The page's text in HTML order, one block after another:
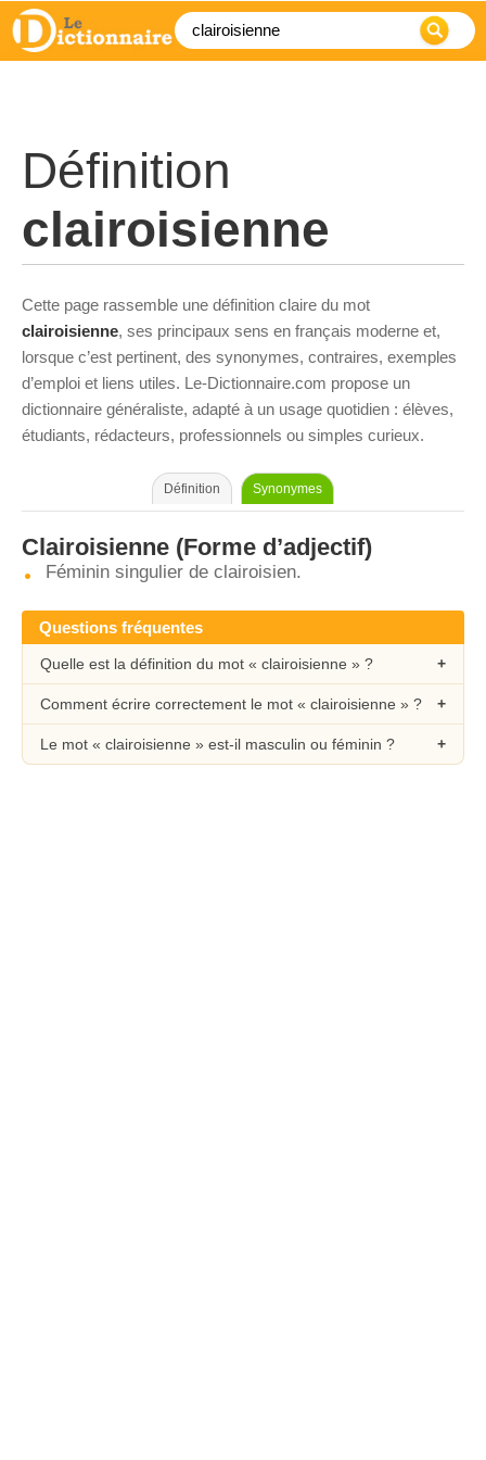
Définition
clairoisienne
Cette page rassemble une définition claire du mot
clairoisienne, ses principaux sens en français moderne et,
lorsque c’est pertinent, des synonymes, contraires, exemples
d’emploi et liens utiles. Le-Dictionnaire.com propose un
dictionnaire généraliste, adapté à un usage quotidien : élèves,
étudiants, rédacteurs, professionnels ou simples curieux.
Définition Synonymes
Clairoisienne (Forme d’adjectif)
Féminin singulier de clairoisien.
Questions fréquentes
Quelle est la définition du mot « clairoisienne » ?
Comment écrire correctement le mot « clairoisienne » ?
Le mot « clairoisienne » est-il masculin ou féminin ?